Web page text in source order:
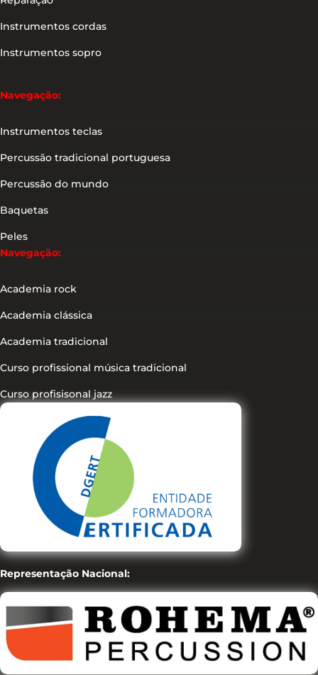
Instrumentos cordas
Instrumentos sopro
Navegação:
Instrumentos teclas
Percussão tradicional portuguesa
Percussão do mundo
Baquetas
Peles
Navegação:
Academia rock
Academia clássica
Academia tradicional
Curso profissional música tradicional
Curso profisisonal jazz
Representação Nacional: